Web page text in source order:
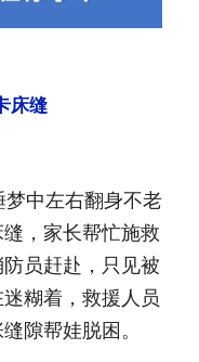
床缝
中左右翻身不老
，家长帮忙施救
员赶赴，只见被
糊着，救援人员
隙帮娃脱困。